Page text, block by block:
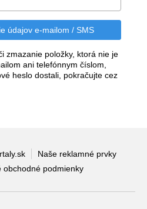
zmazanie položky, ktorá nie je
ani telefónnym číslom,
heslo dostali, pokračujte cez
Naše reklamné prvky
obchodné podmienky